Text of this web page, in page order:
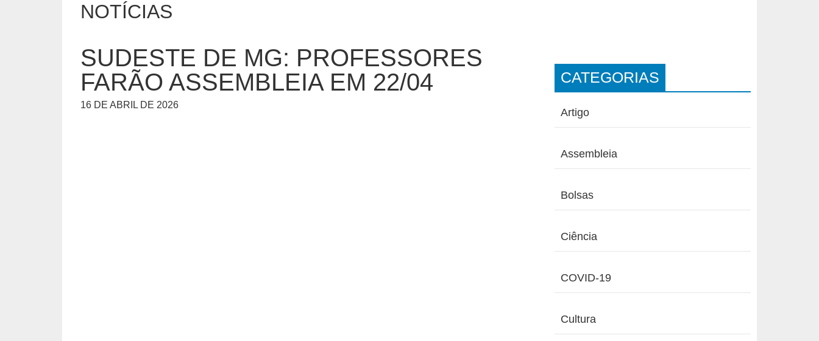
NOTÍCIAS
SUDESTE DE MG: PROFESSORES
FARÃO ASSEMBLEIA EM 22/04
16 DE ABRIL DE 2026
CATEGORIAS
Artigo
Assembleia
Bolsas
Ciência
COVID-19
Cultura